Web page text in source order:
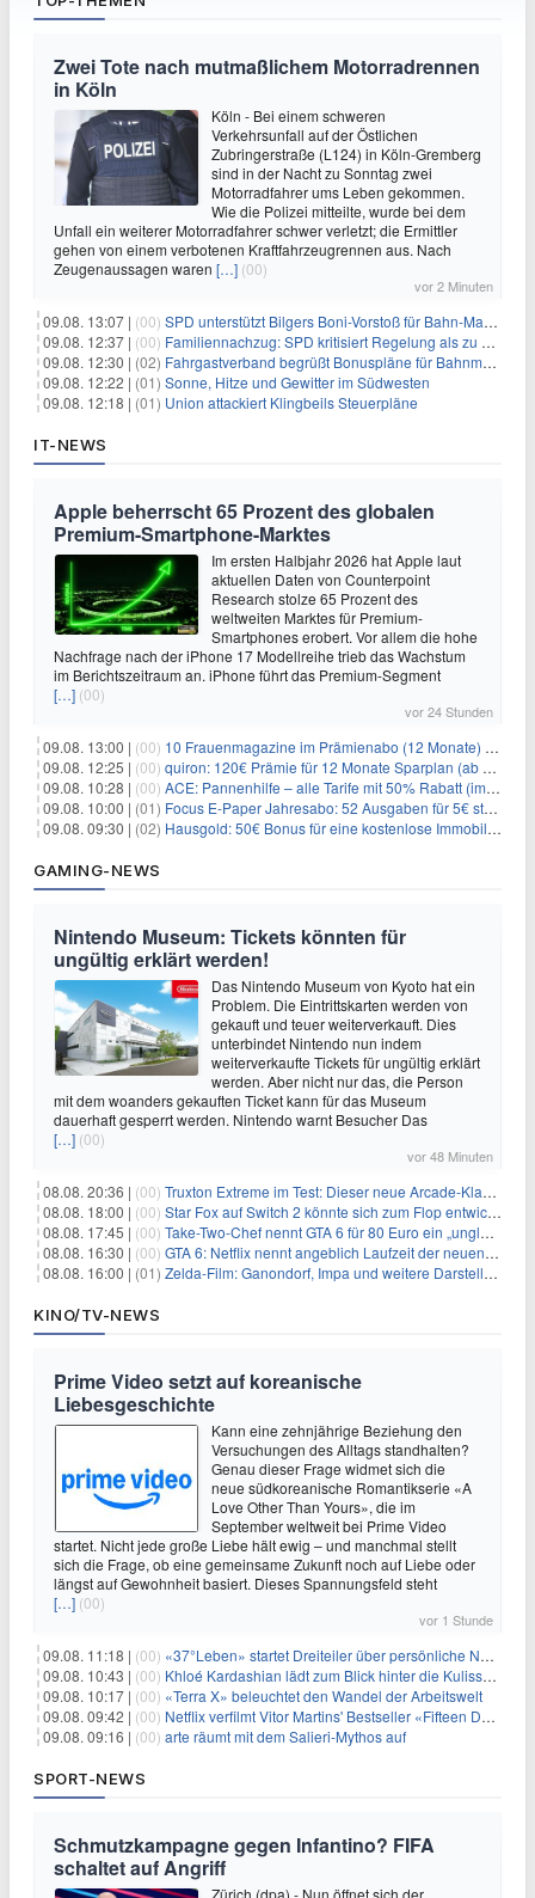
Zwei Tote nach mutmaßlichem Motorradrennen
in Köln
Köln - Bei einem schweren
Verkehrsunfall auf der Östlichen
Zubringerstraße (L124) in Köln-Gremberg
sind in der Nacht zu Sonntag zwei
Motorradfahrer ums Leben gekommen.
Wie die Polizei mitteilte, wurde bei dem
Unfall ein weiterer Motorradfahrer schwer verletzt; die Ermittler
gehen von einem verbotenen Kraftfahrzeugrennen aus. Nach
Zeugenaussagen waren […] (00)
vor 2 Minuten
09.08. 13:07 | (00) SPD unterstützt Bilgers Boni-Vorstoß für Bahn-Manager
09.08. 12:37 | (00) Familiennachzug: SPD kritisiert Regelung als zu streng
09.08. 12:30 | (02) Fahrgastverband begrüßt Bonuspläne für Bahnmanager
09.08. 12:22 | (01) Sonne, Hitze und Gewitter im Südwesten
09.08. 12:18 | (01) Union attackiert Klingbeils Steuerpläne
IT-NEWS
Apple beherrscht 65 Prozent des globalen
Premium-Smartphone-Marktes
Im ersten Halbjahr 2026 hat Apple laut
aktuellen Daten von Counterpoint
Research stolze 65 Prozent des
weltweiten Marktes für Premium-
Smartphones erobert. Vor allem die hohe
Nachfrage nach der iPhone 17 Modellreihe trieb das Wachstum
im Berichtszeitraum an. iPhone führt das Premium-Segment
[…] (00)
vor 24 Stunden
09.08. 13:00 | (00) 10 Frauenmagazine im Prämienabo (12 Monate) mit Prämien bis zu 225€
09.08. 12:25 | (00) quiron: 120€ Prämie für 12 Monate Sparplan (ab 100€/Monat)
09.08. 10:28 | (00) ACE: Pannenhilfe – alle Tarife mit 50% Rabatt (im ersten Jahr)
09.08. 10:00 | (01) Focus E-Paper Jahresabo: 52 Ausgaben für 5€ statt 207,48€ – per Formular kündbar!
09.08. 09:30 | (02) Hausgold: 50€ Bonus für eine kostenlose Immobilienbewertung
GAMING-NEWS
Nintendo Museum: Tickets könnten für
ungültig erklärt werden!
Das Nintendo Museum von Kyoto hat ein
Problem. Die Eintrittskarten werden von
gekauft und teuer weiterverkauft. Dies
unterbindet Nintendo nun indem
weiterverkaufte Tickets für ungültig erklärt
werden. Aber nicht nur das, die Person
mit dem woanders gekauften Ticket kann für das Museum
dauerhaft gesperrt werden. Nintendo warnt Besucher Das
[…] (00)
vor 48 Minuten
08.08. 20:36 | (00) Truxton Extreme im Test: Dieser neue Arcade-Klassiker verzeiht dir gar nichts
08.08. 18:00 | (00) Star Fox auf Switch 2 könnte sich zum Flop entwickeln
08.08. 17:45 | (00) Take-Two-Chef nennt GTA 6 für 80 Euro ein „unglaubliches Schnäppchen“
08.08. 16:30 | (00) GTA 6: Netflix nennt angeblich Laufzeit der neuen Gameplay-Präsentation
08.08. 16:00 | (01) Zelda-Film: Ganondorf, Impa und weitere Darsteller sollen feststehen
KINO/TV-NEWS
Prime Video setzt auf koreanische
Liebesgeschichte
Kann eine zehnjährige Beziehung den
Versuchungen des Alltags standhalten?
Genau dieser Frage widmet sich die
neue südkoreanische Romantikserie «A
Love Other Than Yours», die im
September weltweit bei Prime Video
startet. Nicht jede große Liebe hält ewig – und manchmal stellt
sich die Frage, ob eine gemeinsame Zukunft noch auf Liebe oder
längst auf Gewohnheit basiert. Dieses Spannungsfeld steht
[…] (00)
vor 1 Stunde
09.08. 11:18 | (00) «37°Leben» startet Dreiteiler über persönliche Neuanfänge
09.08. 10:43 | (00) Khloé Kardashian lädt zum Blick hinter die Kulissen ihres Freundeskreises
09.08. 10:17 | (00) «Terra X» beleuchtet den Wandel der Arbeitswelt
09.08. 09:42 | (00) Netflix verfilmt Vitor Martins' Bestseller «Fifteen Days»
09.08. 09:16 | (00) arte räumt mit dem Salieri-Mythos auf
SPORT-NEWS
Schmutzkampagne gegen Infantino? FIFA
schaltet auf Angriff